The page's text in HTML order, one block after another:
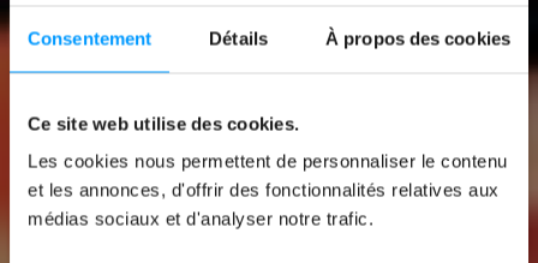
Consentement Détails À propos des cookies
Ce site web utilise des cookies.
Les cookies nous permettent de personnaliser le contenu
et les annonces, d'offrir des fonctionnalités relatives aux
médias sociaux et d'analyser notre trafic.
« LE CYCLISTE VIT
DANGEREUSEMENT